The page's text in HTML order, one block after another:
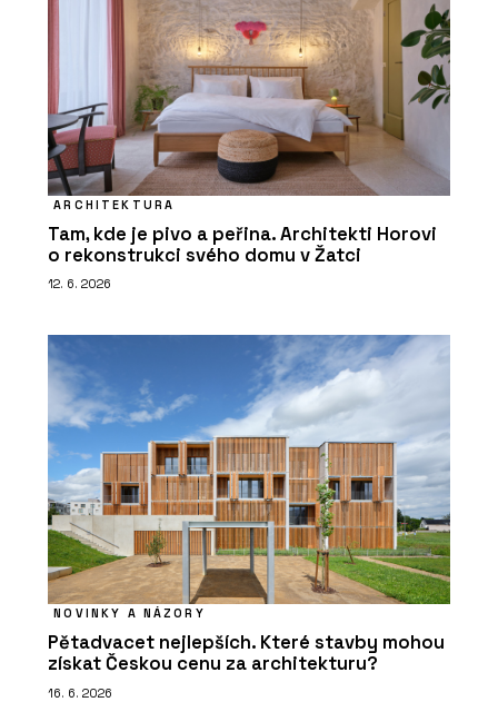
ARCHITEKTURA
Tam, kde je pivo a peřina. Architekti Horovi
o rekonstrukci svého domu v Žatci
12. 6. 2026
NOVINKY A NÁZORY
Pětadvacet nejlepších. Které stavby mohou
získat Českou cenu za architekturu?
16. 6. 2026